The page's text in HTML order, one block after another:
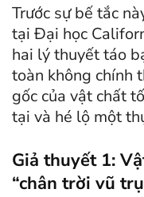
Trước sự bế tắc
tại Đại học
hai lý thuyết táo
toàn không chính
gốc của vật chất
tại và hé lộ một
Giả thuyết 1:
“chân trời vũ